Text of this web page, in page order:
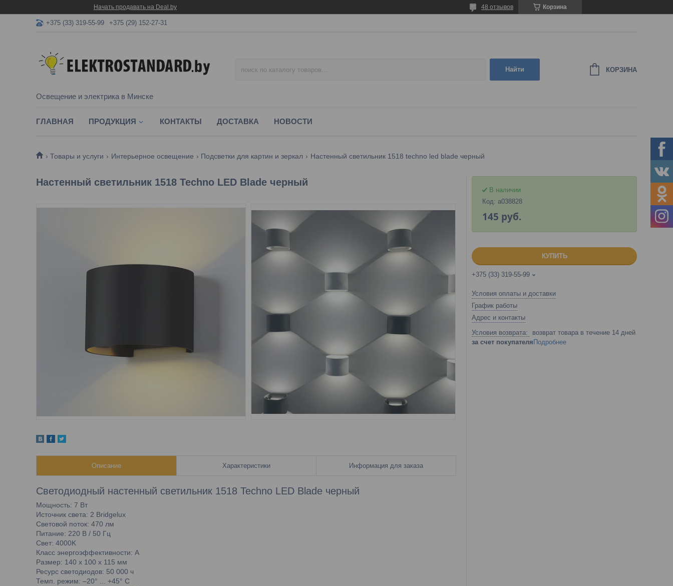
Начать продавать на Deal.by Корзина
48 отзывов
+375 (33) 319-55-99 +375 (29) 152-27-31
Освещение и электрика в Минске
Найти КОРЗИНА
ГЛАВНАЯ ПРОДУКЦИЯ КОНТАКТЫ ДОСТАВКА НОВОСТИ
Товары и услуги Интерьерное освещение Подсветки для картин и зеркал Настенный светильник 1518 techno led blade черный
Настенный светильник 1518 Techno LED Blade черный
Описание Характеристики Информация для заказа
Светодиодный настенный светильник 1518 Techno LED Blade черный
Мощность: 7 Вт
Источник света: 2 Bridgelux
Световой поток: 470 лм
Питание: 220 В / 50 Гц
Cвет: 4000K
Класс энергоэффективности: А
Размер: 140 х 100 х 115 мм
Ресурс светодиодов: 50 000 ч
Темп. режим: –20° ... +45° С
В наличии
Код: a038828
145 руб.
КУПИТЬ
+375 (33) 319-55-99
Условия оплаты и доставки
График работы
Адрес и контакты
возврат товара в течение 14 дней
за счет покупателя Подробнее